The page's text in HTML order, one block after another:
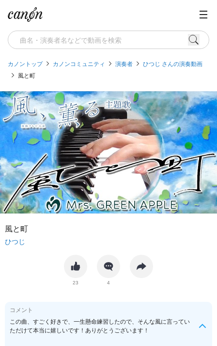
カノントップ カノンコミュニティ 演奏者
ひつじ さんの演奏動画
風と町
風と町
ひつじ
23 4
コメント
この曲、すごく好きで、一生懸命練習したので、そんな風に言ってい
ただけて本当に嬉しいです！ありがとうございます！